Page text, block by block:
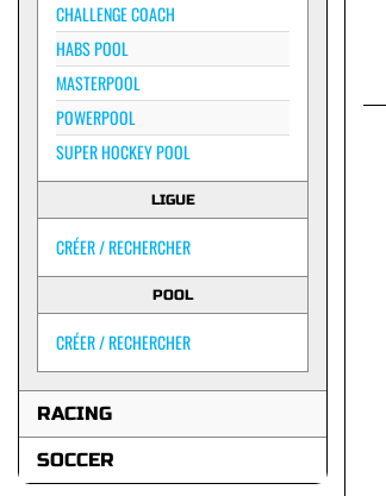
CHALLENGE COACH
HABS POOL
MASTERPOOL
POWERPOOL
SUPER HOCKEY POOL
LIGUE
CRÉER / RECHERCHER
POOL
CRÉER / RECHERCHER
RACING
SOCCER